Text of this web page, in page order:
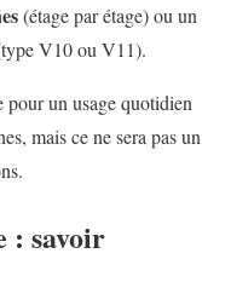
(étage par étage) ou un
V10 ou V11).
pour un usage quotidien
mais ce ne sera pas un
: savoir